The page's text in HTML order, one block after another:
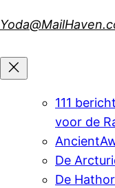
to
111
voor de
De
De